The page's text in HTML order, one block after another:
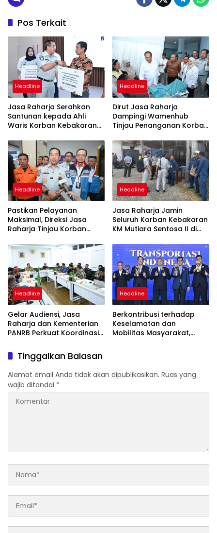
Pos Terkait
Headline
Jasa Raharja Serahkan
Santunan kepada Ahli
Waris Korban Kebakaran
Headline
Dirut Jasa Raharja
Dampingi Wamenhub
Tinjau Penanganan Korban
PHC Surabaya
Headline
Pastikan Pelayanan
Maksimal, Direksi Jasa
Raharja Tinjau Korban
Sentosa II
Headline
Jasa Raharja Jamin
Seluruh Korban Kebakaran
KM Mutiara Sentosa II di
Headline
Gelar Audiensi, Jasa
Raharja dan Kementerian
PANRB Perkuat Koordinasi
dan SWDKLLJ
Headline
Berkontribusi terhadap
Keselamatan dan
Mobilitas Masyarakat,
Awards 2026
Tinggalkan Balasan
Alamat email Anda tidak akan dipublikasikan. Ruas yang
wajib ditandai *